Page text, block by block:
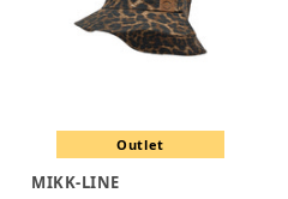
Outlet
MIKK-LINE